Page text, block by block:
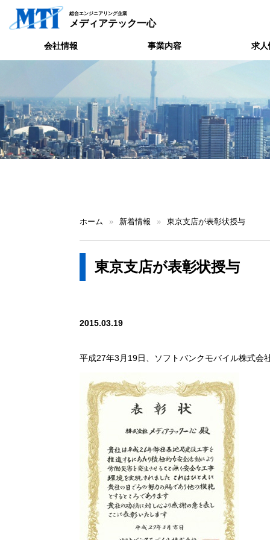
総合エンジニアリング企業
メディアテック一心
会社情報 事業内容 求人
ホーム » 新着情報 » 東京支店が表彰状授与
東京支店が表彰状授与
2015.03.19
平成27年3月19日、ソフトバンクモバイル株式会